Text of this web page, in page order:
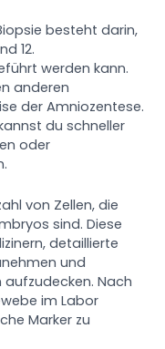
besteht darin,
12.
werden kann.
anderen
der Amniozentese.
du schneller
oder
von Zellen, die
sind. Diese
detaillierte
und
Nach
im Labor
Marker zu